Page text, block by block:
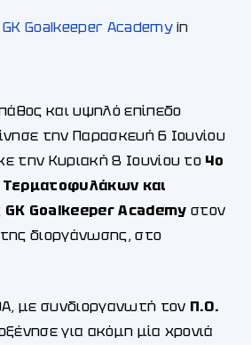
GK Goalkeeper Academyin
και υψηλό επίπεδο
την Παρασκευή 6 Ιουνίου
την Κυριακή 8 Ιουνίου το 4ο
Τερματοφυλάκων και
GK Goalkeeper Academy στον
διοργάνωσης, στο
με συνδιοργανωτή τον Π.Ο.
για ακόμη μία χρονιά